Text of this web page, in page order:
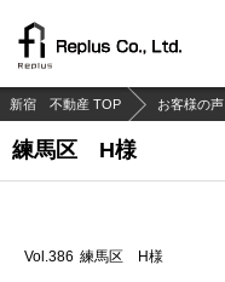
新宿 不動産 TOP お客様の声
練馬区 H様
Vol.386 練馬区 H様